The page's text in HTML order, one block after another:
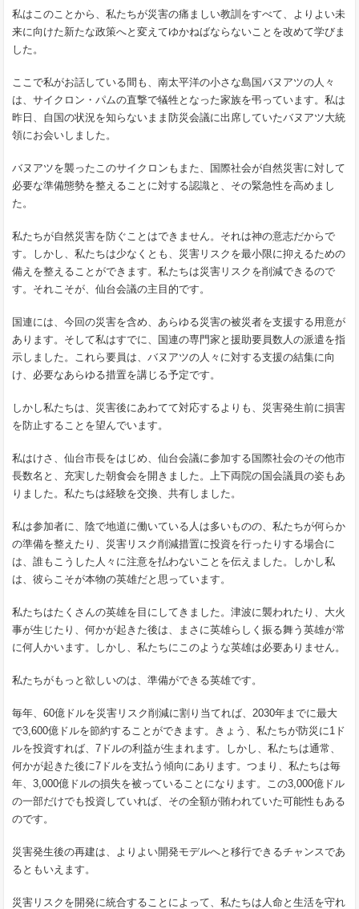
私はこのことから、私たちが災害の痛ましい教訓をすべて、よりよい未
来に向けた新たな政策へと変えてゆかねばならないことを改めて学びま
した。
ここで私がお話している間も、南太平洋の小さな島国バヌアツの人々
は、サイクロン・パムの直撃で犠牲となった家族を弔っています。私は
昨日、自国の状況を知らないまま防災会議に出席していたバヌアツ大統
領にお会いしました。
バヌアツを襲ったこのサイクロンもまた、国際社会が自然災害に対して
必要な準備態勢を整えることに対する認識と、その緊急性を高めまし
た。
私たちが自然災害を防ぐことはできません。それは神の意志だからで
す。しかし、私たちは少なくとも、災害リスクを最小限に抑えるための
備えを整えることができます。私たちは災害リスクを削減できるので
す。それこそが、仙台会議の主目的です。
国連には、今回の災害を含め、あらゆる災害の被災者を支援する用意が
あります。そして私はすでに、国連の専門家と援助要員数人の派遣を指
示しました。これら要員は、バヌアツの人々に対する支援の結集に向
け、必要なあらゆる措置を講じる予定です。
しかし私たちは、災害後にあわてて対応するよりも、災害発生前に損害
を防止することを望んでいます。
私はけさ、仙台市長をはじめ、仙台会議に参加する国際社会のその他市
長数名と、充実した朝食会を開きました。上下両院の国会議員の姿もあ
りました。私たちは経験を交換、共有しました。
私は参加者に、陰で地道に働いている人は多いものの、私たちが何らか
の準備を整えたり、災害リスク削減措置に投資を行ったりする場合に
は、誰もこうした人々に注意を払わないことを伝えました。しかし私
は、彼らこそが本物の英雄だと思っています。
私たちはたくさんの英雄を目にしてきました。津波に襲われたり、大火
事が生じたり、何かが起きた後は、まさに英雄らしく振る舞う英雄が常
に何人かいます。しかし、私たちにこのような英雄は必要ありません。
私たちがもっと欲しいのは、準備ができる英雄です。
毎年、60億ドルを災害リスク削減に割り当てれば、2030年までに最大
で3,600億ドルを節約することができます。きょう、私たちが防災に1ド
ルを投資すれば、7ドルの利益が生まれます。しかし、私たちは通常、
何かが起きた後に7ドルを支払う傾向にあります。つまり、私たちは毎
年、3,000億ドルの損失を被っていることになります。この3,000億ドル
の一部だけでも投資していれば、その全額が賄われていた可能性もある
のです。
災害発生後の再建は、よりよい開発モデルへと移行できるチャンスであ
るともいえます。
災害リスクを開発に統合することによって、私たちは人命と生活を守れ